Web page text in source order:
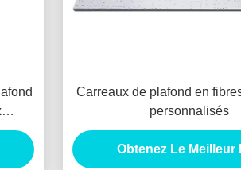
Carreaux de plafond en
personnalisés
Obtenez Le Meilleur